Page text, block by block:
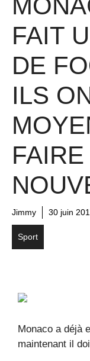
FAIT
DE
ILS
Jimmy 30 juin
Sport
Monaco a déjà
maintenant il